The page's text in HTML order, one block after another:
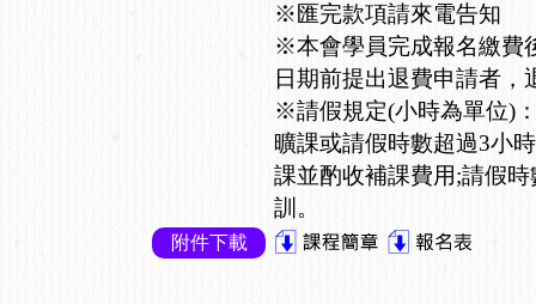
※匯完款項請來電告知
※本會學員完成報名繳費
日期前提出退費申請者，
※請假規定(小時為單位)
曠課或請假時數超過3小
課並酌收補課費用;請假
訓。
附件下載